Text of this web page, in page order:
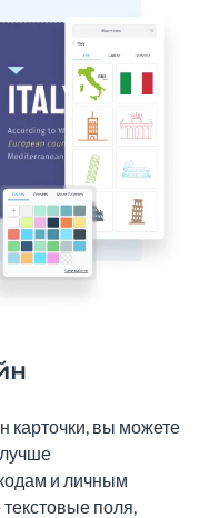
карточки, вы можете
и личным
поля,